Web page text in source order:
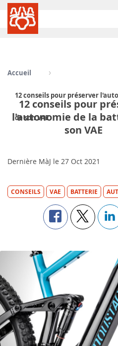
Accueil
12 conseils pour préserver
de son VAE
12 conseils pour
l'autonomie de la
son VAE
Dernière MàJ le 27 Oct 2021
CONSEILS VAE BATTERIE